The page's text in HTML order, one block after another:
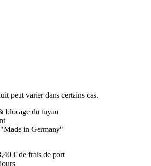
peut varier dans certains cas.
blocage du tuyau
"Made in Germany"
€ de frais de port